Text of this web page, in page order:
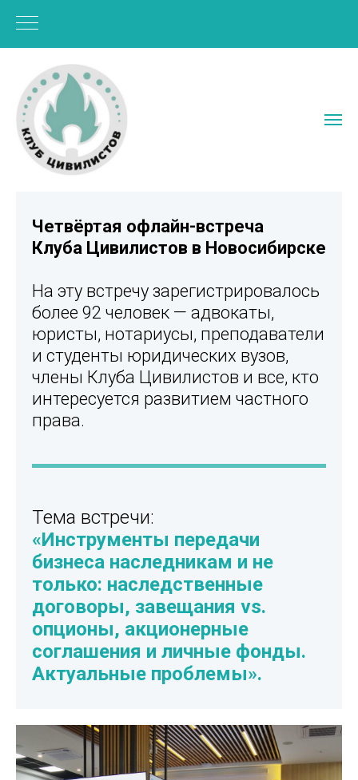
Четвёртая офлайн-встреча
Клуба Цивилистов в Новосибирске
На эту встречу зарегистрировалось
более 92 человек — адвокаты,
юристы, нотариусы, преподаватели
и студенты юридических вузов,
члены Клуба Цивилистов и все, кто
интересуется развитием частного
права.
Тема встречи:
«Инструменты передачи
бизнеса наследникам и не
только: наследственные
договоры, завещания vs.
опционы, акционерные
соглашения и личные фонды.
Актуальные проблемы».